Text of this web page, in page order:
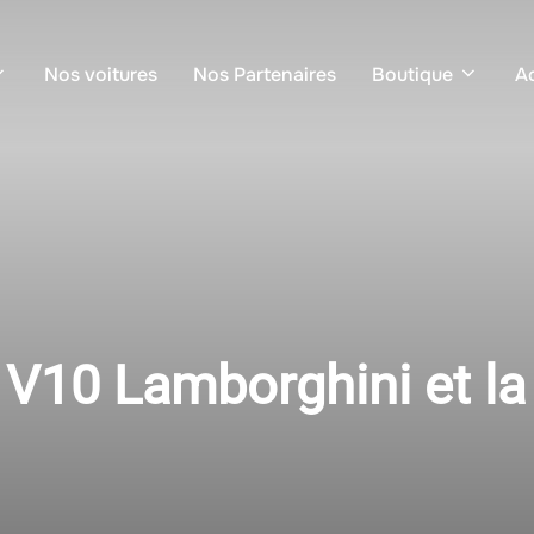
Nos voitures Nos Partenaires Boutique
Lamborghini et